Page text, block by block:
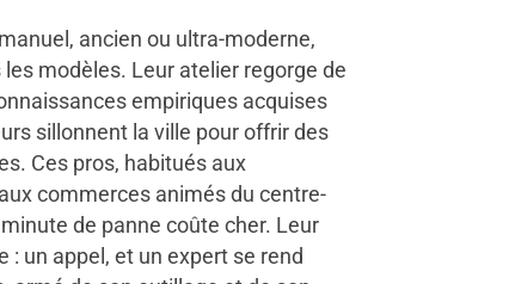
ancien ou ultra-moderne,
modèles. Leur atelier regorge de
empiriques acquises
sillonnent la ville pour offrir des
Ces pros, habitués aux
commerces animés du centre-
de panne coûte cher. Leur
: un appel, et un expert se rend